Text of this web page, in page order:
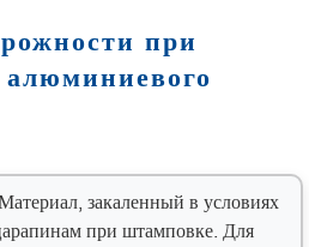
при
закаленный в условиях
при штамповке. Для